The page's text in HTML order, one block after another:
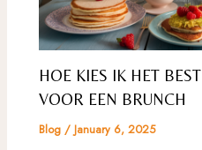
HOE KIES IK HET
VOOR EEN BRUNCH
Blog /January 6, 2025